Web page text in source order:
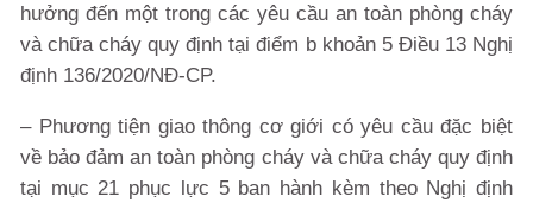
hưởng đến một trong các yêu cầu an toàn phòng cháy
và chữa cháy quy định tại điểm b khoản 5 Điều 13 Nghị
định 136/2020/NĐ-CP.
– Phương tiện giao thông cơ giới có yêu cầu đặc biệt
về bảo đảm an toàn phòng cháy và chữa cháy quy định
tại mục 21 phục lực 5 ban hành kèm theo Nghị định